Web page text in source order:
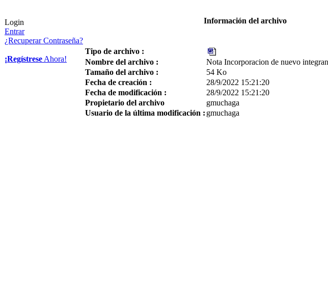
Login
Entrar
¿Recuperar Contraseña?
¡Regístrese Ahora!
Información del archivo
Tipo de archivo :
Nombre del archivo :
Nota Incorporacion de nuevo
Tamaño del archivo :
54 Ko
Fecha de creación :
28/9/2022 15:21:20
Fecha de modificación :
28/9/2022 15:21:20
Propietario del archivo
gmuchaga
Usuario de la última modificación : gmuchaga